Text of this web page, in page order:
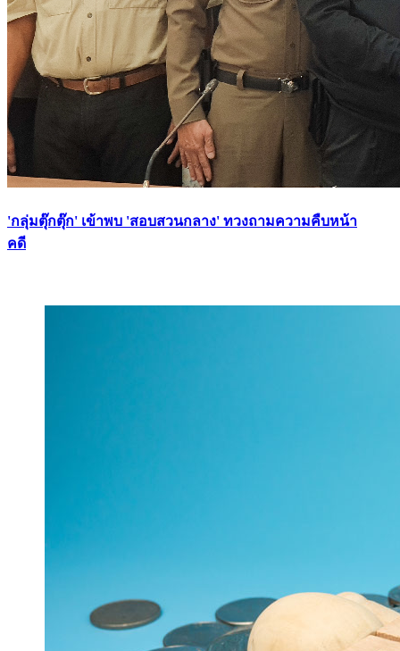
'กลุ่มตุ๊กตุ๊ก' เข้าพบ 'สอบสวนกลาง' ทวงถามความคืบหน้า
คดี